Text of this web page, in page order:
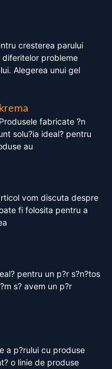
cresterea parului
probleme
Alegerea unui gel
fabricate ?n
solu?ia ideal? pentru
au
vom discuta despre
fi folosita pentru a
pentru un p?r s?n?tos
s? avem un p?r
a p?rului cu produse
o linie de produse